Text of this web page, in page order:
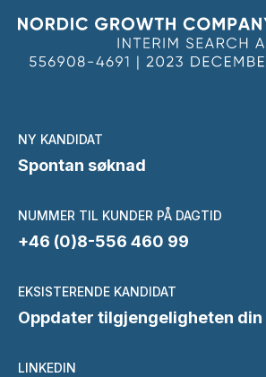
NY KANDIDAT
Spontan søknad
NUMMER TIL KUNDER PÅ DAGTID
+46 (0)8-556 460 99
EKSISTERENDE KANDIDAT
Oppdater tilgjengeligheten din
LINKEDIN